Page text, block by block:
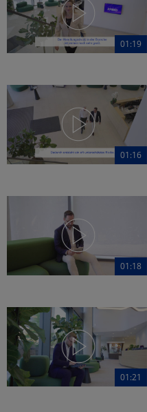
01:19
01:16
01:18
01:21